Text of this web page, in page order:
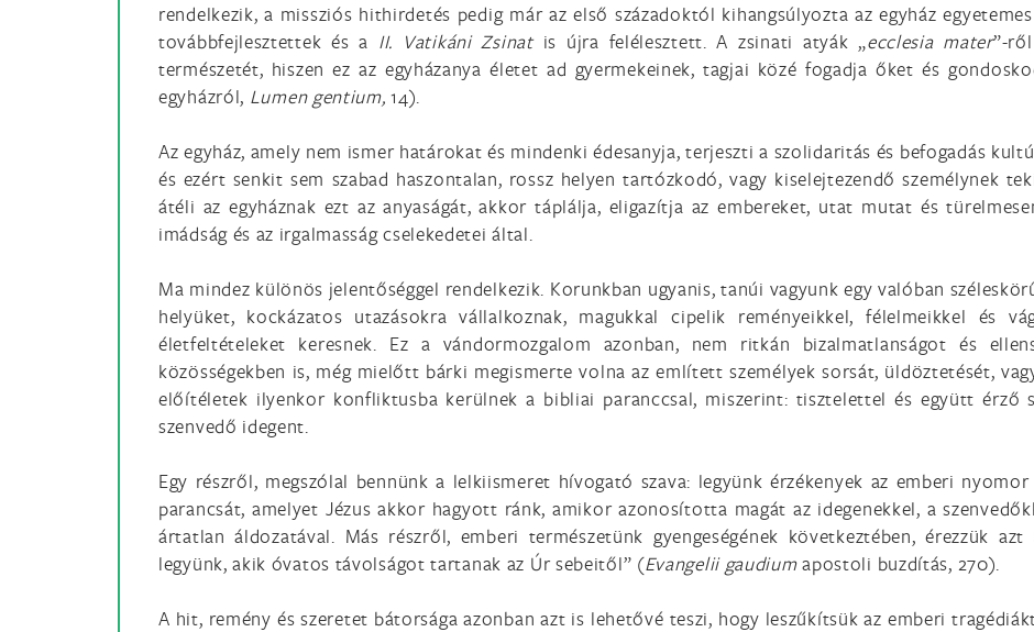
rendelkezik, a missziós hithirdetés pedig már az első századoktól kihangsúlyozta az egyház
továbbfejlesztettek és a II. Vatikáni Zsinatis újra felélesztett. A zsinati atyák „ecclesia mater”-
természetét, hiszen ez az egyházanya életet ad gyermekeinek, tagjai közé fogadja őket és
egyházról, Lumen gentium, 14).
Az egyház, amely nem ismer határokat és mindenki édesanyja, terjeszti a szolidaritás és befogadás
és ezért senkit sem szabad haszontalan, rossz helyen tartózkodó, vagy kiselejtezendő személynek
átéli az egyháznak ezt az anyaságát, akkor táplálja, eligazítja az embereket, utat mutat és
imádság és az irgalmasság cselekedetei által.
Ma mindez különös jelentőséggel rendelkezik. Korunkban ugyanis, tanúi vagyunk egy valóban
helyüket, kockázatos utazásokra vállalkoznak, magukkal cipelik reményeikkel, félelmeikkel és
életfeltételeket keresnek. Ez a vándormozgalom azonban, nem ritkán bizalmatlanságot és
közösségekben is, még mielőtt bárki megismerte volna az említett személyek sorsát, üldöztetését,
előítéletek ilyenkor konfliktusba kerülnek a bibliai paranccsal, miszerint: tisztelettel és együtt érző
szenvedő idegent.
Egy részről, megszólal bennünk a lelkiismeret hívogató szava: legyünk érzékenyek az emberi
parancsát, amelyet Jézus akkor hagyott ránk, amikor azonosította magát az idegenekkel, a
ártatlan áldozatával. Más részről, emberi természetünk gyengeségének következtében, érezzük
legyünk, akik óvatos távolságot tartanak az Úr sebeitől” (Evangelii gaudiumapostoli buzdítás, 270).
A hit, remény és szeretet bátorsága azonban azt is lehetővé teszi, hogy leszűkítsük az emberi